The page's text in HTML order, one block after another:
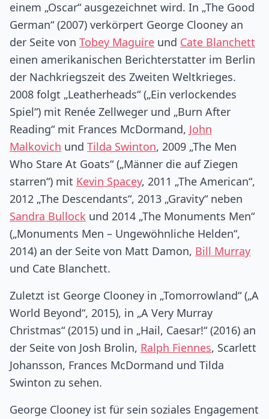
einem „Oscar“ ausgezeichnet wird. In „The Good
German“ (2007) verkörpert George Clooney an
der Seite von Tobey Maguire und Cate Blanchett
einen amerikanischen Berichterstatter im Berlin
der Nachkriegszeit des Zweiten Weltkrieges.
2008 folgt „Leatherheads“ („Ein verlockendes
Spiel“) mit Renée Zellweger und „Burn After
Reading“ mit Frances McDormand, John
Malkovich und Tilda Swinton, 2009 „The Men
Who Stare At Goats“ („Männer die auf Ziegen
starren“) mit Kevin Spacey, 2011 „The American“,
2012 „The Descendants“, 2013 „Gravity“ neben
Sandra Bullock und 2014 „The Monuments Men“
(„Monuments Men – Ungewöhnliche Helden“,
2014) an der Seite von Matt Damon, Bill Murray
und Cate Blanchett.
Zuletzt ist George Clooney in „Tomorrowland“ („A
World Beyond“, 2015), in „A Very Murray
Christmas“ (2015) und in „Hail, Caesar!“ (2016) an
der Seite von Josh Brolin, Ralph Fiennes, Scarlett
Johansson, Frances McDormand und Tilda
Swinton zu sehen.
George Clooney ist für sein soziales Engagement